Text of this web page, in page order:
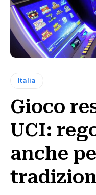
Italia
Gioco
UCI:
anche